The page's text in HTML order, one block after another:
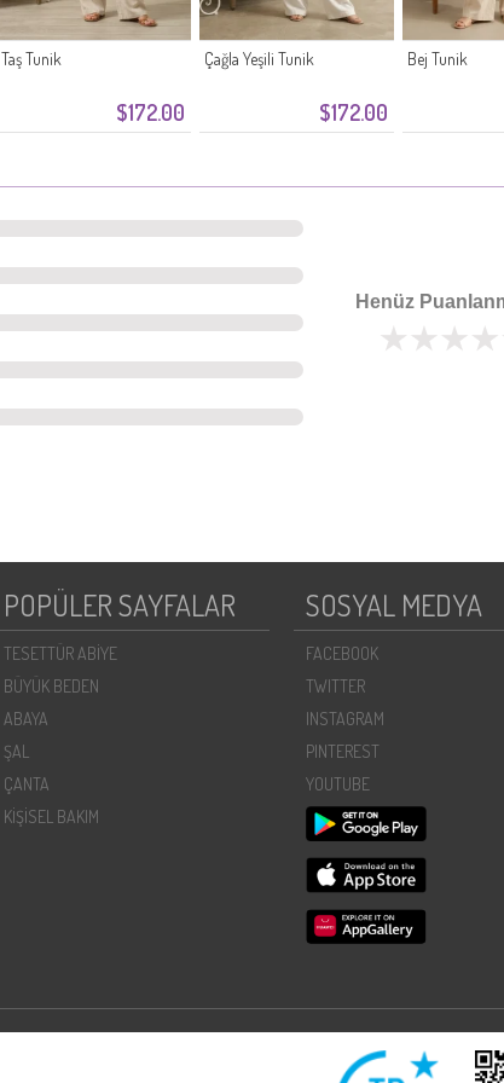
$172.00
Taş Tunik
$172.00
Çağla Yeşili Tunik Bej Tunik
Henüz
POPÜLER SAYFALAR
TESETTÜR ABİYE
BÜYÜK BEDEN
ABAYA
ŞAL
ÇANTA
KİŞİSEL BAKIM
SOSYAL MEDYA
FACEBOOK
TWITTER
INSTAGRAM
PINTEREST
YOUTUBE